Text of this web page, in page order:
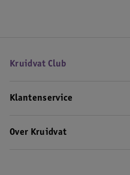
Kruidvat Club
Klantenservice
Over Kruidvat